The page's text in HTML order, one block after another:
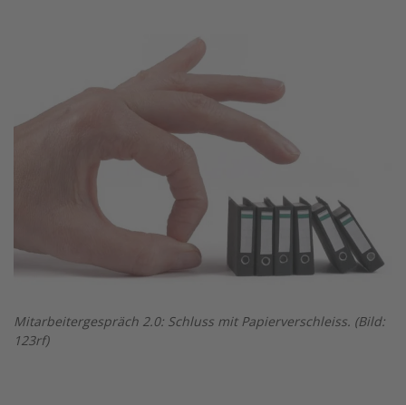
Mitarbeitergespräch 2.0: Schluss mit Papierverschleiss. (Bild:
123rf)